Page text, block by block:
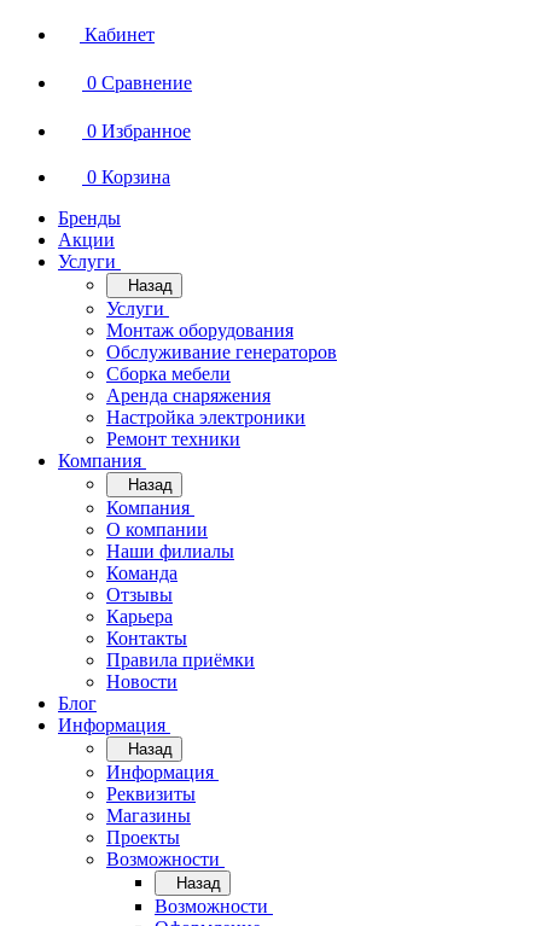
Кабинет
0 Сравнение
0 Избранное
0 Корзина
Бренды
Акции
Услуги
Назад
Услуги
Монтаж оборудования
Обслуживание генераторов
Сборка мебели
Аренда снаряжения
Настройка электроники
Ремонт техники
Компания
Назад
Компания
О компании
Наши филиалы
Команда
Отзывы
Карьера
Контакты
Правила приёмки
Новости
Блог
Информация
Назад
Информация
Реквизиты
Магазины
Проекты
Возможности
Назад
Возможности